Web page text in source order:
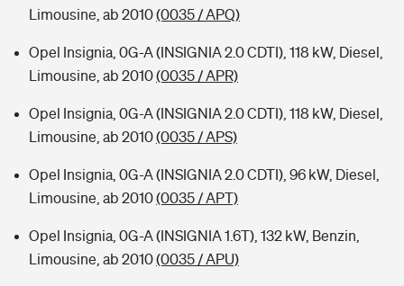
Limousine, ab 2010(0035 / APQ)
Opel Insignia, 0G-A (INSIGNIA 2.0 CDTI), 118 kW, Diesel,
Limousine, ab 2010(0035 / APR)
Opel Insignia, 0G-A (INSIGNIA 2.0 CDTI), 118 kW, Diesel,
Limousine, ab 2010(0035 / APS)
Opel Insignia, 0G-A (INSIGNIA 2.0 CDTI), 96 kW, Diesel,
Limousine, ab 2010(0035 / APT)
Opel Insignia, 0G-A (INSIGNIA 1.6T), 132 kW, Benzin,
Limousine, ab 2010(0035 / APU)